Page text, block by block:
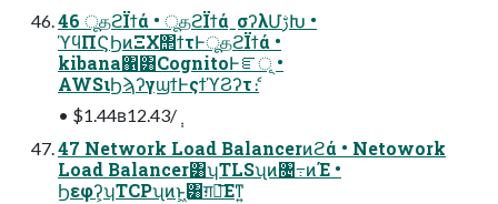
46 ूதϩΪϯά • ूதϩΪϯάˍσʔλՄࢹԽ •
ϓϥΠϚϦͷΞΧ΢ϯτͰूதϩΪϯά •
kibana΁͸CognitoͰೝূ •
AWSιϦϡʔγϣϯͰςϯϓϨʔτެ։
• $1.44ʙ12.43/݄
47 Network Load Balancerͷϩά • Netowork
Load Balancer͸ʮTLSʯͷ৔߹ͷΈ •
Ϧεφʔ͕ʮTCPʯͷͱ͖͸ग़ྗ͞Εͳ͍